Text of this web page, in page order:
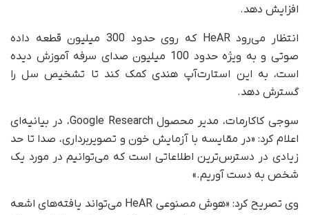
افزایش دهد.
انتظار می‌رود HeAR که روی حدود 300 میلیون قطعه داده
صوتی و به ویژه حدود 100 میلیون صدای سرفه آموزش دیده
است، به این استارت‌آپ هندی کمک کند تا تشخیص سل را
گسترش دهد.
سوجی کاکارمات، مدیر محصول Google Research، در بیانیه‌ای
اعلام کرد: «در مقایسه با آزمایش خون و تصویربرداری، صدا تا حد
زیادی در دسترس‌ترین اطلاعاتی است که می‌توانیم در مورد یک
شخص به دست آوریم.»
وی تصریح کرد: «هوش مصنوعی HeAR می‌تواند یافته‌های اشعه